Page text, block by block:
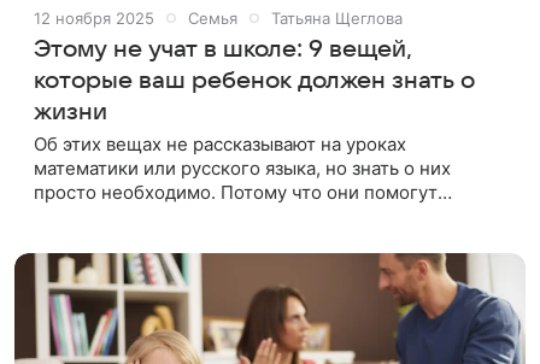
12 ноября 2025 Семья Татьяна Щеглова
Этому не учат в школе: 9 вещей,
которые ваш ребенок должен знать о
жизни
Об этих вещах не рассказывают на уроках
математики или русского языка, но знать о них
просто необходимо. Потому что они помогут